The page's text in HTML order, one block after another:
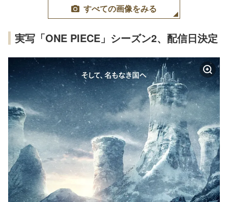
すべての画像をみる
実写「ONE PIECE」シーズン2、配信日決定